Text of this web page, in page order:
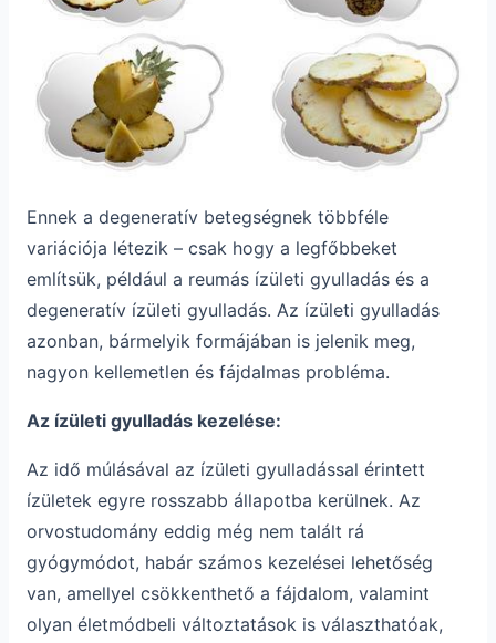
Ennek a degeneratív betegségnek többféle
variációja létezik – csak hogy a legfőbbeket
említsük, például a reumás ízületi gyulladás és a
degeneratív ízületi gyulladás. Az ízületi gyulladás
azonban, bármelyik formájában is jelenik meg,
nagyon kellemetlen és fájdalmas probléma.
Az ízületi gyulladás kezelése:
Az idő múlásával az ízületi gyulladással érintett
ízületek egyre rosszabb állapotba kerülnek. Az
orvostudomány eddig még nem talált rá
gyógymódot, habár számos kezelései lehetőség
van, amellyel csökkenthető a fájdalom, valamint
olyan életmódbeli változtatások is választhatóak,